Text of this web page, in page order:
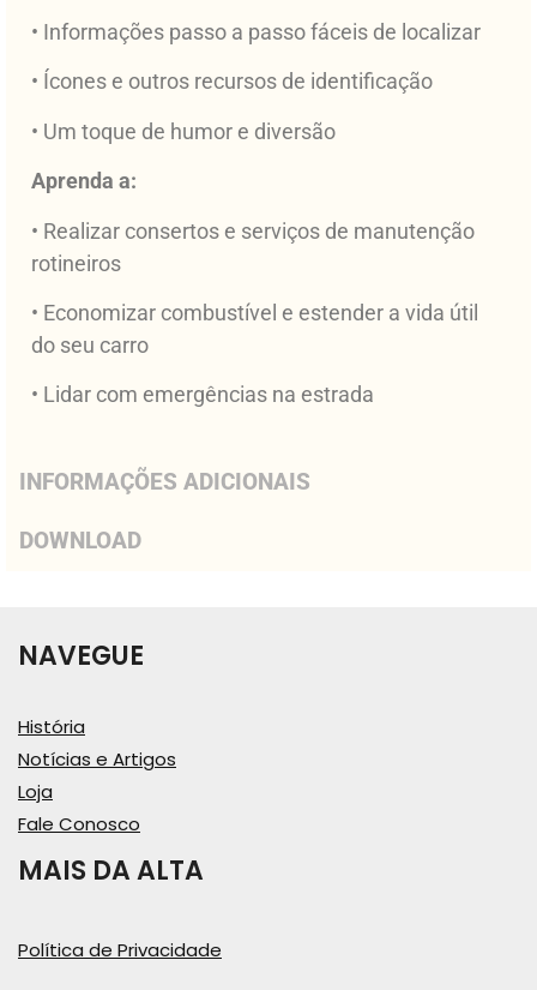
• Informações passo a passo fáceis de localizar
• Ícones e outros recursos de identificação
• Um toque de humor e diversão
Aprenda a:
• Realizar consertos e serviços de manutenção
rotineiros
• Economizar combustível e estender a vida útil
do seu carro
• Lidar com emergências na estrada
INFORMAÇÕES ADICIONAIS
DOWNLOAD
NAVEGUE
História
Notícias e Artigos
Loja
Fale Conosco
MAIS DA ALTA
Política de Privacidade